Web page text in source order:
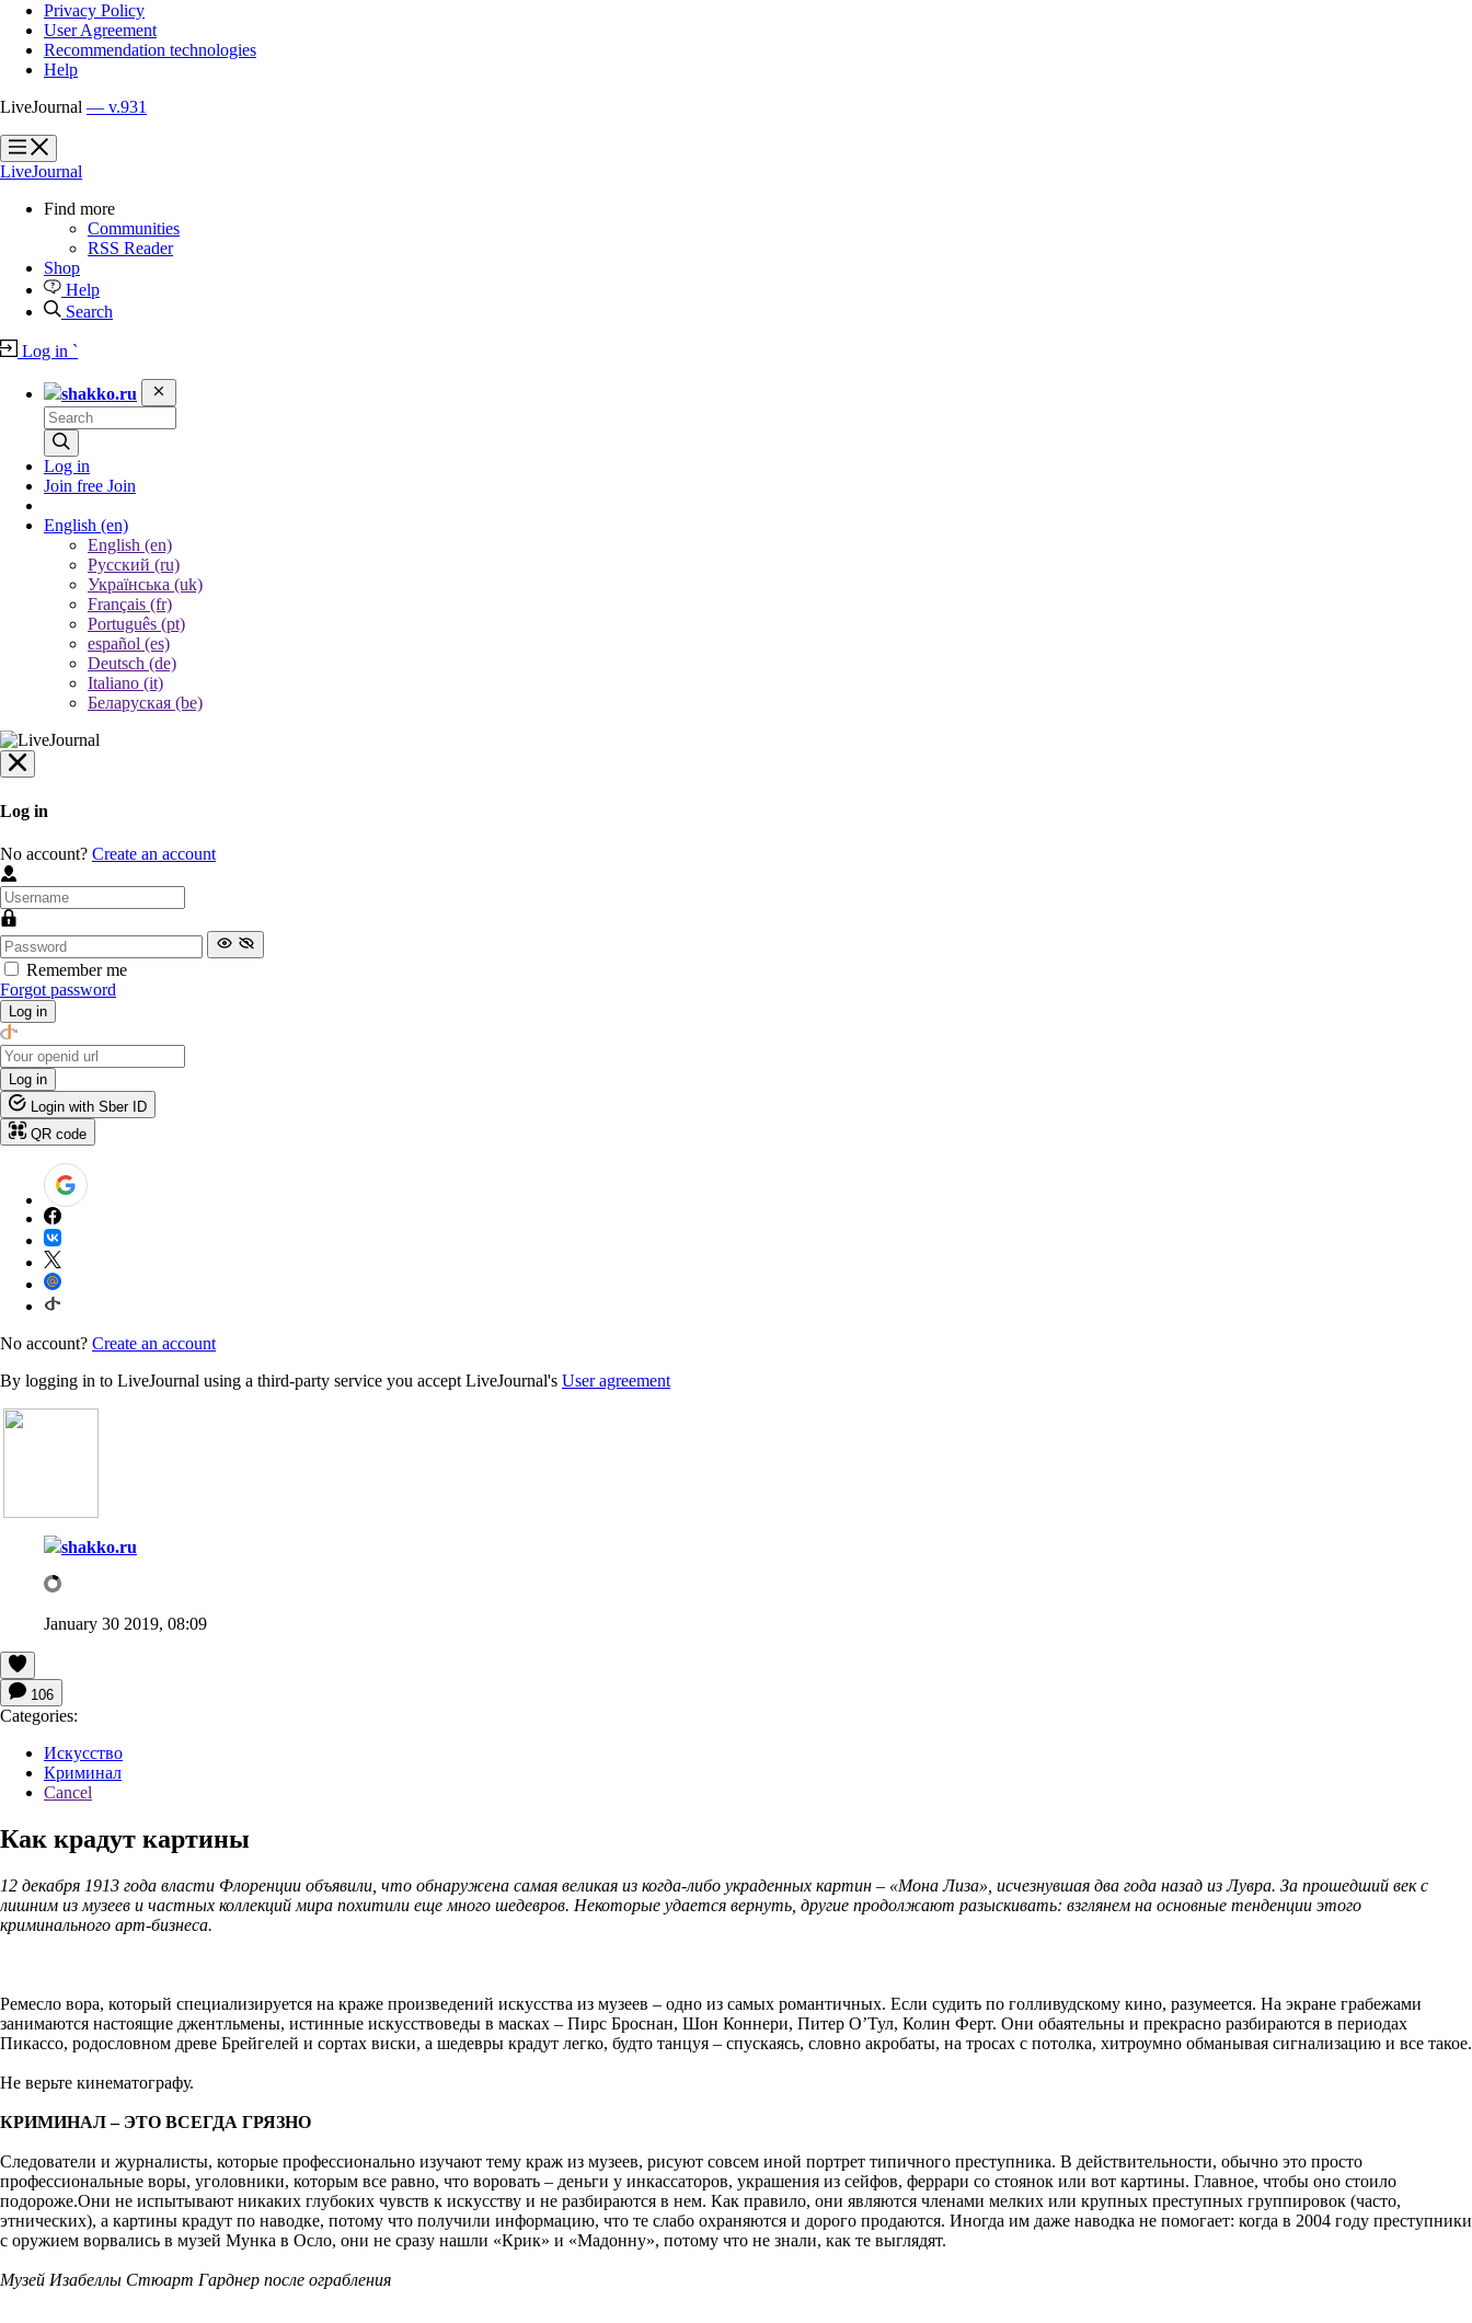
Privacy Policy
User Agreement
Recommendation technologies
Help
LiveJournal — v.931
?
?
LiveJournal
Find more
Communities
RSS Reader
Shop
Help
Search
Log in `
shakko.ru
Log in
Join free Join
English (en)
English (en)
Русский (ru)
Українська (uk)
Français (fr)
Português (pt)
español (es)
Deutsch (de)
Italiano (it)
Беларуская (be)
Log in
No account? Create an account
Remember me
Forgot password
Log in
Log in
Login with Sber ID
QR code
No account? Create an account
By logging in to LiveJournal using a third-party service you accept LiveJournal's User agreement
shakko.ru
January 30 2019, 08:09
106
Categories:
Искусство
Криминал
Cancel
Как крадут картины
12 декабря 1913 года власти Флоренции объявили, что обнаружена самая великая из когда-либо украденных картин – «Мона Лиза», исчезнувшая два года назад из Лувра. За прошедший век с
лишним из музеев и частных коллекций мира похитили еще много шедевров. Некоторые удается вернуть, другие продолжают разыскивать: взглянем на основные тенденции этого
криминального арт-бизнеса.
Ремесло вора, который специализируется на краже произведений искусства из музеев – одно из самых романтичных. Если судить по голливудскому кино, разумеется. На экране грабежами
занимаются настоящие джентльмены, истинные искусствоведы в масках – Пирс Броснан, Шон Коннери, Питер О’Тул, Колин Ферт. Они обаятельны и прекрасно разбираются в периодах
Пикассо, родословном древе Брейгелей и сортах виски, а шедевры крадут легко, будто танцуя – спускаясь, словно акробаты, на тросах с потолка, хитроумно обманывая сигнализацию и все такое.
Не верьте кинематографу.
КРИМИНАЛ – ЭТО ВСЕГДА ГРЯЗНО
Следователи и журналисты, которые профессионально изучают тему краж из музеев, рисуют совсем иной портрет типичного преступника. В действительности, обычно это просто
профессиональные воры, уголовники, которым все равно, что воровать – деньги у инкассаторов, украшения из сейфов, феррари со стоянок или вот картины. Главное, чтобы оно стоило
подороже.Они не испытывают никаких глубоких чувств к искусству и не разбираются в нем. Как правило, они являются членами мелких или крупных преступных группировок (часто,
этнических), а картины крадут по наводке, потому что получили информацию, что те слабо охраняются и дорого продаются. Иногда им даже наводка не помогает: когда в 2004 году преступники
с оружием ворвались в музей Мунка в Осло, они не сразу нашли «Крик» и «Мадонну», потому что не знали, как те выглядят.
Музей Изабеллы Стюарт Гарднер после ограбления